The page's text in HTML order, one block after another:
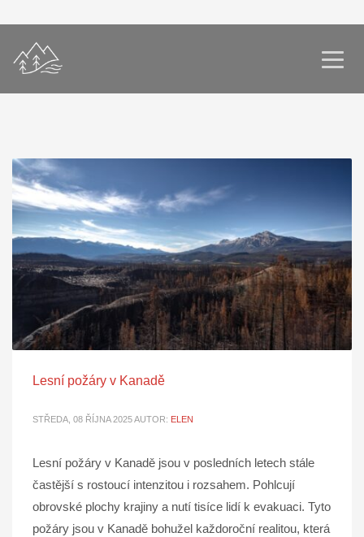
Lesní požáry v Kanadě
STŘEDA, 08 ŘÍJNA 2025AUTOR: ELEN
Lesní požáry v Kanadě jsou v posledních letech stále
častější s rostoucí intenzitou i rozsahem. Pohlcují
obrovské plochy krajiny a nutí tisíce lidí k evakuaci. Tyto
požáry jsou v Kanadě bohužel každoroční realitou, která